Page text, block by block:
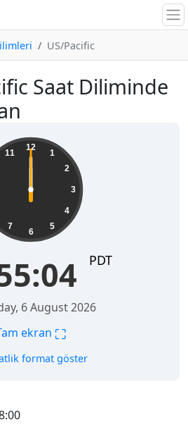
US/Pacific
Saat Diliminde
12
1
2
3
4
5
6
7
11
PDT
6 August 2026
ekran ⛶
format göster